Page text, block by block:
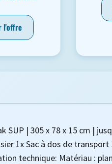
l'offre
SUP | 305 x 78 x 15 cm |
1x Sac à dos de
technique: Matériau :